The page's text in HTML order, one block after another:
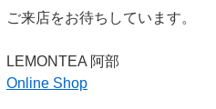
ご来店をお待ちしています。
LEMONTEA 阿部
Online Shop